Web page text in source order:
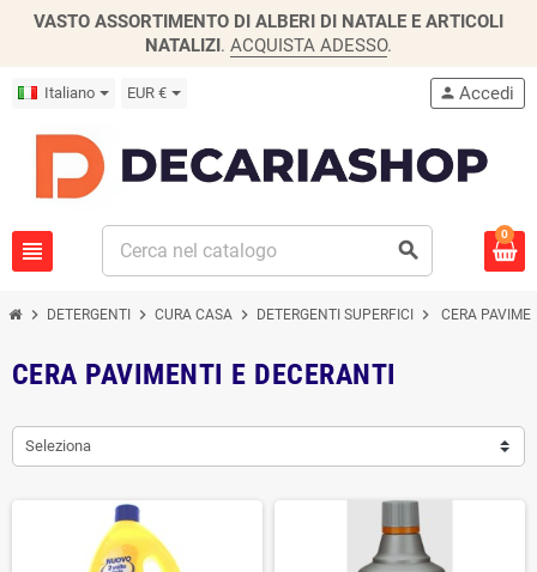
VASTO ASSORTIMENTO DI ALBERI DI NATALE E ARTICOLI
NATALIZI. ACQUISTA ADESSO.
Italiano EUR €
view_headline search
person Accedi
0
chevron_right DETERGENTI chevron_right CURA CASA chevron_right DETERGENTI SUPERFICI chevron_right CERA
CERA PAVIMENTI E DECERANTI
Seleziona